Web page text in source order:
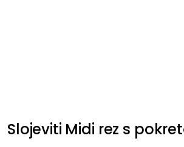
Slojeviti Midi rez s